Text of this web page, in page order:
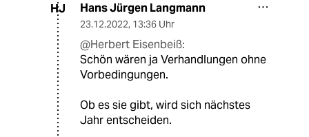
HJ Hans Jürgen Langmann
23.12.2022, 13:36 Uhr
@Herbert Eisenbeiß:
Schön wären ja Verhandlungen ohne
Vorbedingungen.
Ob es sie gibt, wird sich nächstes
Jahr entscheiden.